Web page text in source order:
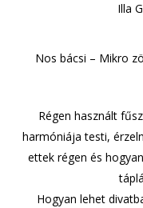
Illa
Nos bácsi – Mikro
Régen használt
harmóniája testi,
ettek régen és
Hogyan lehet